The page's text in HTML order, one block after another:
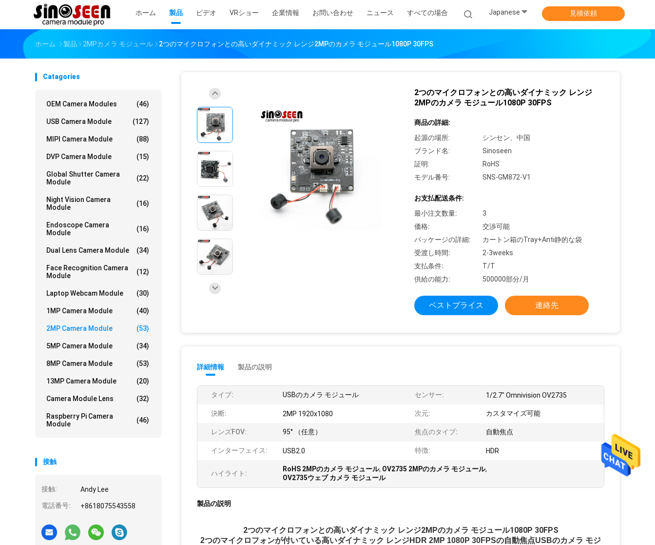
ホーム 製品 ビデオ VRショー 企業情報 お問い合わせ ニュース すべての場合 Japanese 見積依頼
ホーム 製品 2MPカメラ モジュール 2つのマイクロフォンとの高いダイナミック レンジ2MPのカメラ モジュール1080P 30FPS
Catagories
OEM Camera Modules (46)
USB Camera Module (127)
MIPI Camera Module (88)
DVP Camera Module (15)
Global Shutter Camera
Module
(22)
Night Vision Camera
Module
(16)
Endoscope Camera
Module
(16)
Dual Lens Camera Module (34)
Face Recognition Camera
Module
(12)
Laptop Webcam Module (30)
1MP Camera Module (40)
2MP Camera Module (53)
5MP Camera Module (34)
8MP Camera Module (53)
13MP Camera Module (20)
Camera Module Lens (32)
Raspberry Pi Camera
Module
(46)
接触
接触: Andy Lee
電話番号: +8618075543558
2つのマイクロフォンとの高いダイナミック レンジ
2MPのカメラ モジュール1080P 30FPS
商品の詳細:
起源の場所:
シンセン、中国
ブランド名:
Sinoseen
証明:
RoHS
モデル番号:
SNS-GM872-V1
お支払配送条件:
最小注文数量:
3
価格:
交渉可能
パッケージの詳細:
カートン箱のTray+Anti静的な袋
受渡し時間:
2-3weeks
支払条件:
T/T
供給の能力:
500000部分/月
ベストプライス 連絡先
詳細情報 製品の説明
タイプ: USBのカメラ モジュール センサー: 1/2.7" Omnivision OV2735
決断: 2MP 1920x1080 次元: カスタマイズ可能
レンズFOV: 95° （任意） 焦点のタイプ: 自動焦点
インターフェイス: USB2.0 特徴: HDR
ハイライト:
RoHS 2MPのカメラ モジュール, OV2735 2MPのカメラ モジュール,
OV2735ウェブ カメラ モジュール
製品の説明
2つのマイクロフォンとの高いダイナミック レンジ2MPのカメラ モジュール1080P 30FPS
2つのマイクロフォンが付いている高いダイナミック レンジHDR 2MP 1080P 30FPSの自動焦点USBのカメラ モジ